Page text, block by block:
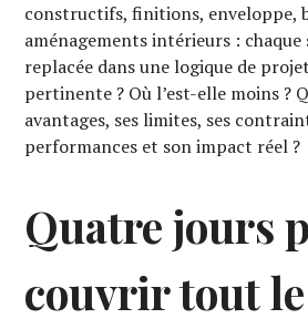
constructifs, finitions, enveloppe,
aménagements intérieurs :
replacée dans une logique de
pertinente ? Où l’est-elle moins ?
avantages, ses limites, ses
performances et son impact réel ?
Quatre jours
couvrir tout